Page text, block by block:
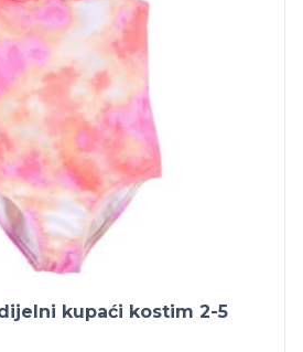
kupaći kostim 2-5